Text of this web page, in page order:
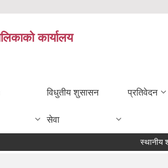
कार्यालय
विधुतीय शुसासन
सेवा
प्रतिवेदन